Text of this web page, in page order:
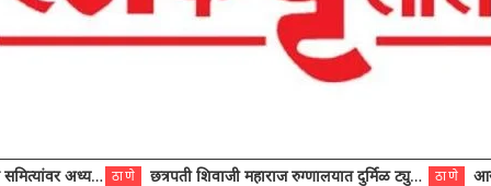
अध्यक्ष विराजमान ठाणे छत्रपती शिवाजी महाराज रुग्णालयात दुर्मिळ ट्युमरची यशस्वी शस्त्रक्रिया ठाणे आरोग्य